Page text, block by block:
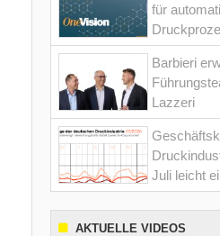
für
Barbieri
Lazzeri
Juli leicht
AKTUELLE VIDEOS